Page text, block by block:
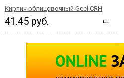
Кирпич облицовочный Geel CRH
41.45 руб.